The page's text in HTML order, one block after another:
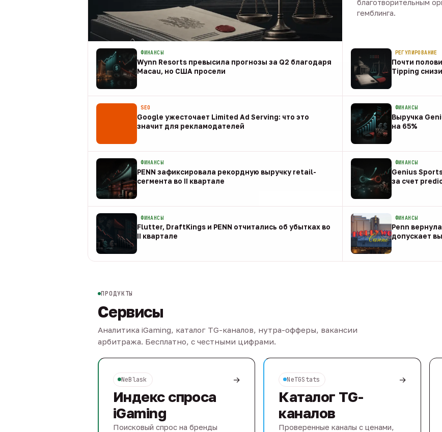
благотворительным
гемблинга.
ФИНАНСЫ
Wynn Resorts превысила прогнозы за Q2 благодаря
Macau, но США просели
РЕГУЛИРОВАНИЕ
Почти
Tipping
08 авг
SEO
Google ужесточает Limited Ad Serving: что это
значит для рекламодателей
ФИНАНСЫ
Выручка
на 65%
08 авг
ФИНАНСЫ
PENN зафиксировала рекордную выручку retail-
сегмента во II квартале
ФИНАНСЫ
Genius
за счет
08 авг
ФИНАНСЫ
Flutter, DraftKings и PENN отчитались об убытках во
II квартале
ФИНАНСЫ
Penn
допускает
08 авг
ПРОДУКТЫ
Сервисы
Аналитика iGaming, каталог TG-каналов, нутра-офферы, вакансии
арбитража. Бесплатно, с честными цифрами.
NeBlask →
Индекс спроса
iGaming
Поисковый спрос на бренды
NeTGStats →
Каталог TG-
каналов
Проверенные каналы с ценами,